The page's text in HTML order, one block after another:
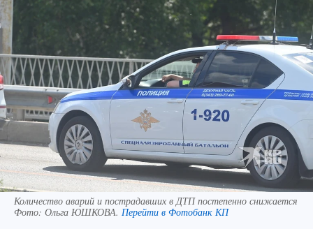
Количество аварий и пострадавших в ДТП постепенно снижается
Фото: Ольга ЮШКОВА. Перейти в Фотобанк КП